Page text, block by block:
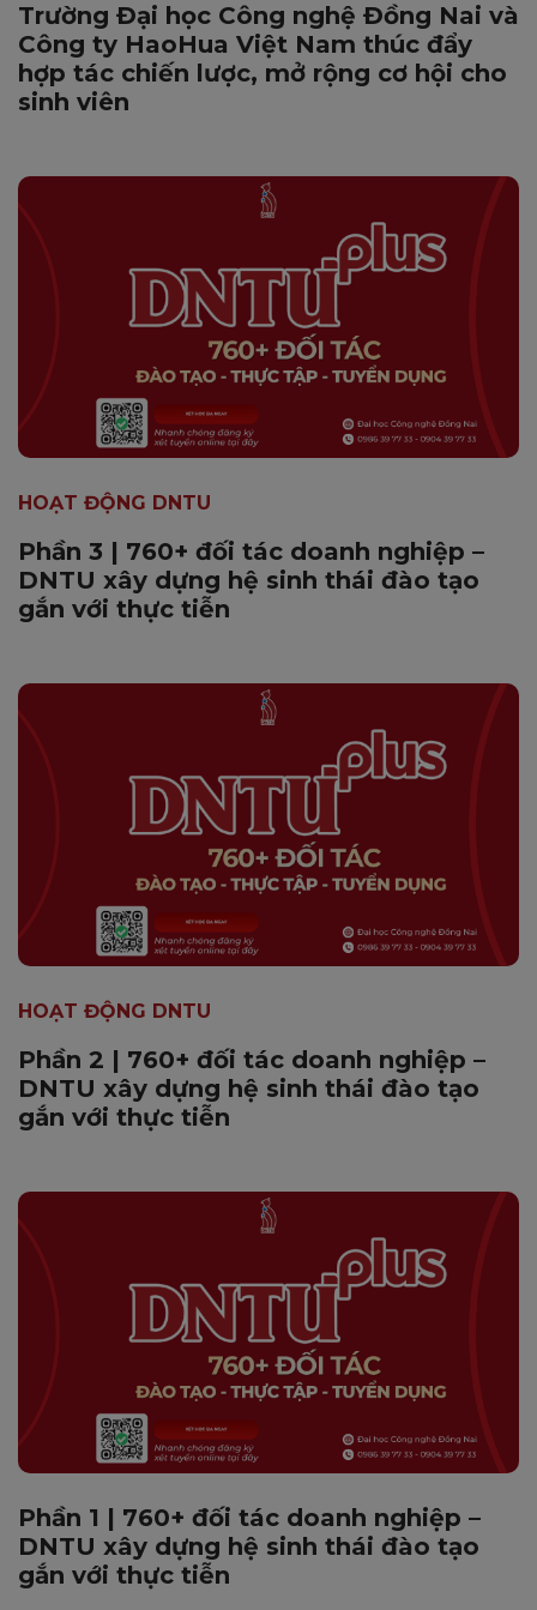
Trường Đại học Công nghệ Đồng Nai và
Công ty HaoHua Việt Nam thúc đẩy
hợp tác chiến lược, mở rộng cơ hội cho
sinh viên
HOẠT ĐỘNG DNTU
Phần 3 | 760+ đối tác doanh nghiệp –
DNTU xây dựng hệ sinh thái đào tạo
gắn với thực tiễn
HOẠT ĐỘNG DNTU
Phần 2 | 760+ đối tác doanh nghiệp –
DNTU xây dựng hệ sinh thái đào tạo
gắn với thực tiễn
Phần 1 | 760+ đối tác doanh nghiệp –
DNTU xây dựng hệ sinh thái đào tạo
gắn với thực tiễn